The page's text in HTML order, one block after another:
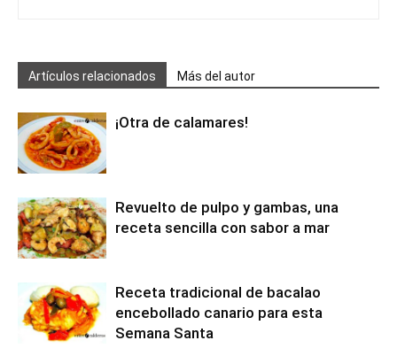
Artículos relacionados Más del autor
¡Otra de calamares!
Revuelto de pulpo y gambas, una
receta sencilla con sabor a mar
Receta tradicional de bacalao
encebollado canario para esta
Semana Santa